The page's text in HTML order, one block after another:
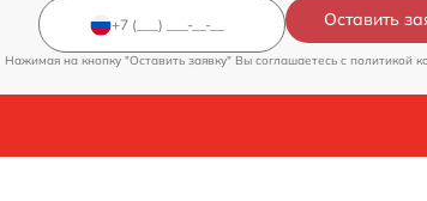
Оставить
Нажимая на кнопку "Оставить заявку" Вы соглашаетесь c политикой